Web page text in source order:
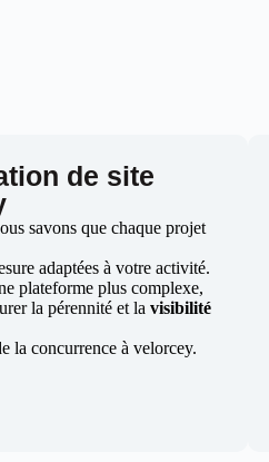
de site
savons que chaque projet
adaptées à votre activité.
plateforme plus complexe,
la pérennité et lavisibilité
la concurrence à velorcey.